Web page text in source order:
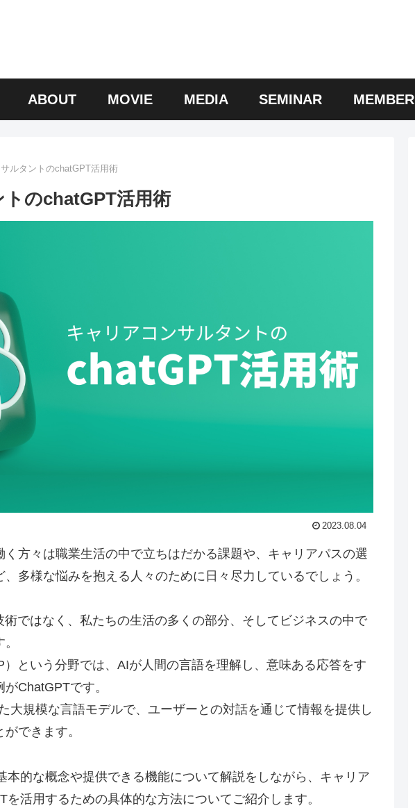
ABOUT MOVIE MEDIA SEMINAR MEMBER
ルタントのchatGPT活用術
のchatGPT活用術
2023.08.04
方々は職業生活の中で立ちはだかる課題や、キャリアパスの選
多様な悩みを抱える人々のために日々尽力しているでしょう。
ではなく、私たちの生活の多くの部分、そしてビジネスの中で
という分野では、AIが人間の言語を理解し、意味ある応答をす
ChatGPTです。
大規模な言語モデルで、ユーザーとの対話を通じて情報を提供し
できます。
本的な概念や提供できる機能について解説をしながら、キャリア
活用するための具体的な方法についてご紹介します。